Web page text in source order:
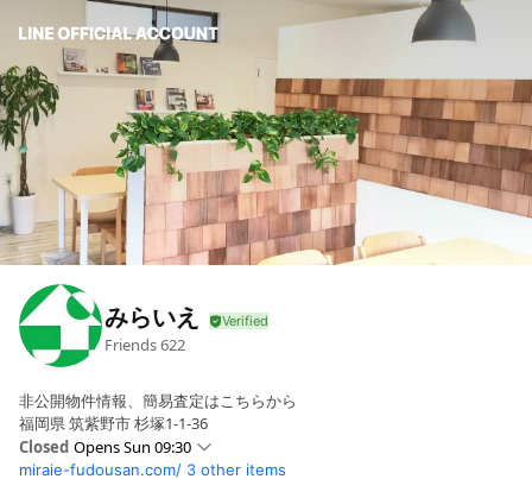
みらいえ
Friends622
非公開物件情報、簡易査定はこちらから
福岡県 筑紫野市 杉塚1-1-36
Closed Opens Sun 09:30
Sun09:30 - 18:00
miraie-fudousan.com/ 3 other items